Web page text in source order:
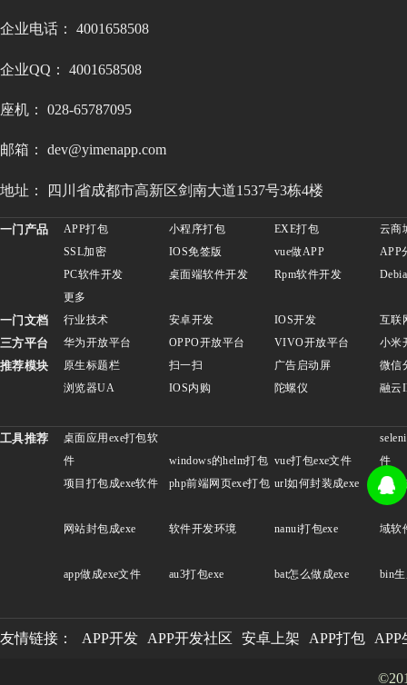
企业电话： 4001658508
企业QQ： 4001658508
座机： 028-65787095
邮箱： dev@yimenapp.com
地址： 四川省成都市高新区剑南大道1537号3栋4楼
一门产品 APP打包 小程序打包 EXE打包
云商
SSL加密
IOS免签版 vue做APP
APP
PC软件开发
桌面端软件开发 Rpm软件开发
更多
一门文档 行业技术 安卓开发 IOS开发 互联
三方平台 华为开放平台 OPPO开放平台 VIVO开放平台 小米
推荐模块 原生标题栏 扫一扫 广告启动屏
微信
浏览器UA
IOS内购 陀螺仪 融云
工具推荐
桌面应用exe打包软
件
windows的helm打包 vue打包exe文件
件
项目打包成exe软件
php前端网页exe打包 url如何封装成exe 开发
网站封包成exe 软件开发环境 nanui打包exe 域软
app做成exe文件 au3打包exe bat怎么做成exe bin
友情链接： APP开发 APP开发社区 安卓上架 APP打包 APP